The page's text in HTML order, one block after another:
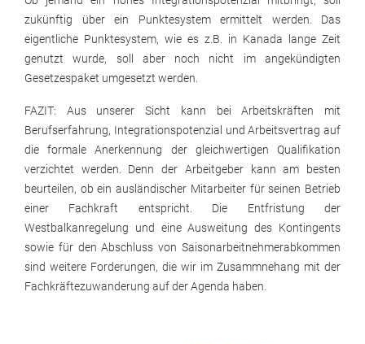
zukünftig über ein Punktesystem ermittelt werden. Das
eigentliche Punktesystem, wie es z.B. in Kanada lange Zeit
genutzt wurde, soll aber noch nicht im angekündigten
Gesetzespaket umgesetzt werden.
FAZIT: Aus unserer Sicht kann bei Arbeitskräften mit
Berufserfahrung, Integrationspotenzial und Arbeitsvertrag auf
die formale Anerkennung der gleichwertigen Qualifikation
verzichtet werden. Denn der Arbeitgeber kann am besten
beurteilen, ob ein ausländischer Mitarbeiter für seinen Betrieb
einer Fachkraft entspricht. Die Entfristung der
Westbalkanregelung und eine Ausweitung des Kontingents
sowie für den Abschluss von Saisonarbeitnehmerabkommen
sind weitere Forderungen, die wir im Zusammnehang mit der
Fachkräftezuwanderung auf der Agenda haben.